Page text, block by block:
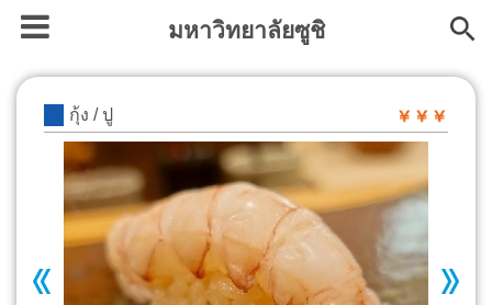
มหาวิทยาลัยซูชิ
กุ้ง / ปู